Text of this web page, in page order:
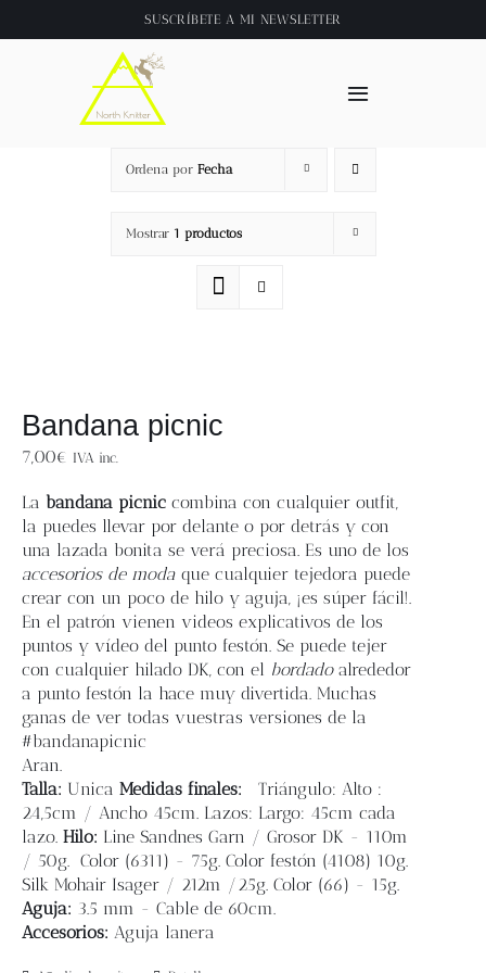
al
SUSCRÍBETE A MI NEWSLETTER
Toggle
About
Tienda
Videos
Contacto
Newsletter
Carrito
Ordena por Fecha
Mostrar 1 productos
Bandana picnic
7,00€ IVA inc.
La bandana picnic combina con cualquier outfit,
la puedes llevar por delante o por detrás y con
una lazada bonita se verá preciosa. Es uno de los
accesorios de moda que cualquier tejedora puede
crear con un poco de hilo y aguja, ¡es súper fácil!.
En el patrón vienen videos explicativos de los
puntos y vídeo del punto festón. Se puede tejer
con cualquier hilado DK, con el bordadoalrededor
a punto festón la hace muy divertida. Muchas
ganas de ver todas vuestras versiones de la
#bandanapicnic
Aran.
Talla: Unica Medidas finales: Triángulo: Alto :
24,5cm / Ancho 45cm. Lazos: Largo: 45cm cada
lazo. Hilo: Line Sandnes Garn / Grosor DK - 110m
/ 50g. Color (6311) - 75g. Color festón (4108) 10g.
Silk Mohair Isager / 212m /25g. Color (66) - 15g.
Aguja: 3.5 mm - Cable de 60cm.
Accesorios: Aguja lanera